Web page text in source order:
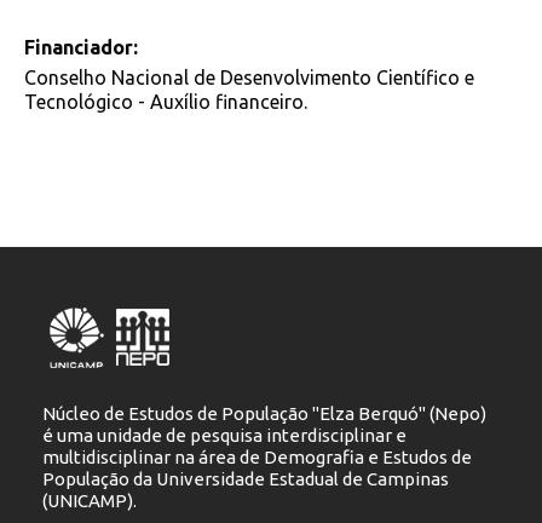
Financiador:
Conselho Nacional de Desenvolvimento Científico e
Tecnológico - Auxílio financeiro.
Núcleo de Estudos de População "Elza Berquó" (Nepo)
é uma unidade de pesquisa interdisciplinar e
multidisciplinar na área de Demografia e Estudos de
População da Universidade Estadual de Campinas
(UNICAMP).